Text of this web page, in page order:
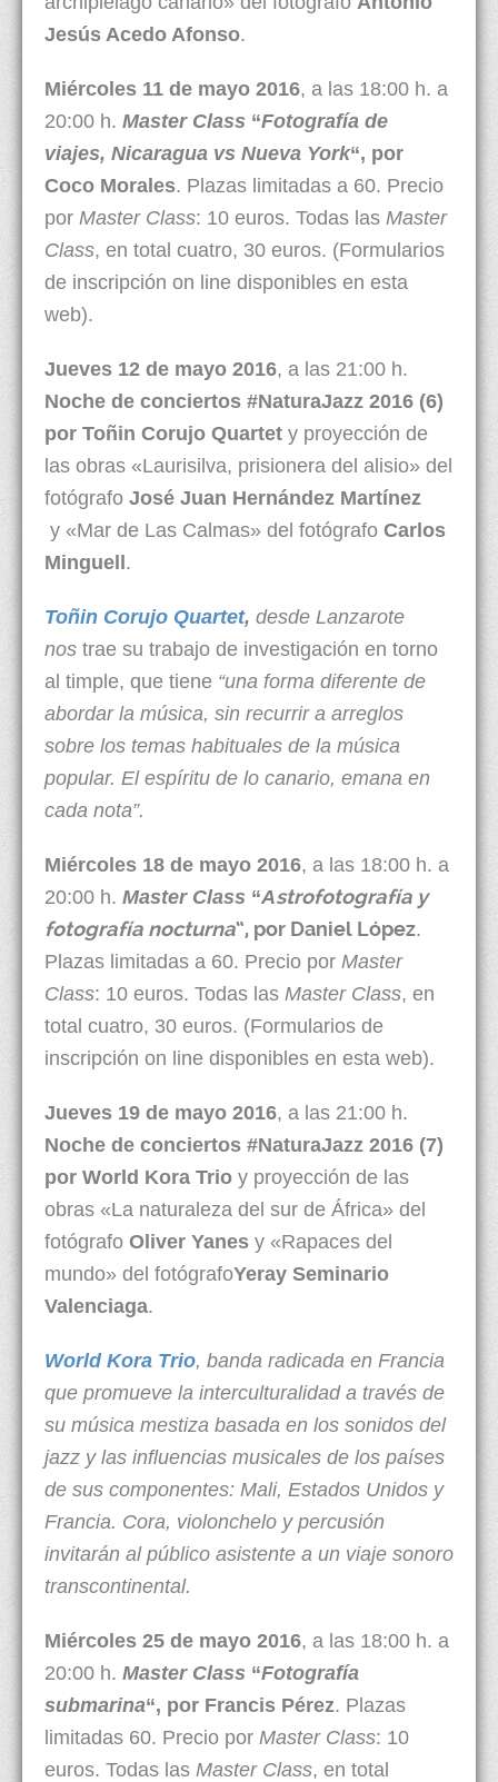
Jesús Acedo Afonso.
Miércoles 11 de mayo 2016, a las 18:00 h. a
20:00 h. Master Class “Fotografía de
viajes, Nicaragua vs Nueva York“, por
Coco Morales. Plazas limitadas a 60. Precio
por Master Class: 10 euros. Todas las Master
Class, en total cuatro, 30 euros. (Formularios
de inscripción on line disponibles en esta
web).
Jueves 12 de mayo 2016, a las 21:00 h.
Noche de conciertos #NaturaJazz 2016 (6)
por Toñin Corujo Quartet y proyección de
las obras «Laurisilva, prisionera del alisio» del
fotógrafo José Juan Hernández Martínez
y «Mar de Las Calmas» del fotógrafo Carlos
Minguell.
Toñin Corujo Quartet, desde Lanzarote
nos trae su trabajo de investigación en torno
al timple, que tiene “una forma diferente de
abordar la música, sin recurrir a arreglos
sobre los temas habituales de la música
popular. El espíritu de lo canario, emana en
cada nota”.
Miércoles 18 de mayo 2016, a las 18:00 h. a
20:00 h. Master Class “Astrofotografía y
fotografía nocturna“, por Daniel López.
Plazas limitadas a 60. Precio por Master
Class: 10 euros. Todas las Master Class, en
total cuatro, 30 euros. (Formularios de
inscripción on line disponibles en esta web).
Jueves 19 de mayo 2016, a las 21:00 h.
Noche de conciertos #NaturaJazz 2016 (7)
por World Kora Trio y proyección de las
obras «La naturaleza del sur de África» del
fotógrafo Oliver Yanes y «Rapaces del
mundo» del fotógrafoYeray Seminario
Valenciaga.
World Kora Trio, banda radicada en Francia
que promueve la interculturalidad a través de
su música mestiza basada en los sonidos del
jazz y las influencias musicales de los países
de sus componentes: Mali, Estados Unidos y
Francia. Cora, violonchelo y percusión
invitarán al público asistente a un viaje sonoro
transcontinental.
Miércoles 25 de mayo 2016, a las 18:00 h. a
20:00 h. Master Class “Fotografía
submarina“, por Francis Pérez. Plazas
limitadas 60. Precio por Master Class: 10
euros. Todas las Master Class, en total